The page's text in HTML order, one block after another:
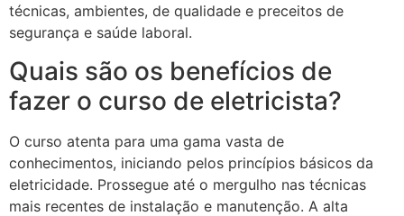
técnicas, ambientes, de qualidade e preceitos de
segurança e saúde laboral.
Quais são os benefícios de
fazer o curso de eletricista?
O curso atenta para uma gama vasta de
conhecimentos, iniciando pelos princípios básicos da
eletricidade. Prossegue até o mergulho nas técnicas
mais recentes de instalação e manutenção. A alta